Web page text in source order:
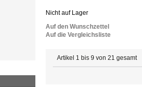
Nicht auf Lager
Auf den Wunschzettel
Auf die Vergleichsliste
Artikel 1 bis 9 von 21 gesamt